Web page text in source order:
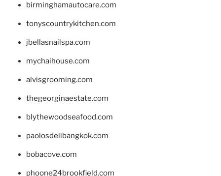
birminghamautocare.com
tonyscountrykitchen.com
jbellasnailspa.com
mychaihouse.com
alvisgrooming.com
thegeorginaestate.com
blythewoodseafood.com
paolosdelibangkok.com
bobacove.com
phoone24brookfield.com